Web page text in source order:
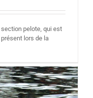
section pelote, qui est
lors de la